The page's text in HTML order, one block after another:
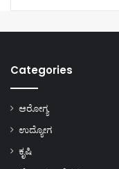
Categories
ಆರೋಗ್ಯ
ಉದ್ಯೋಗ
ಕೃಷಿ